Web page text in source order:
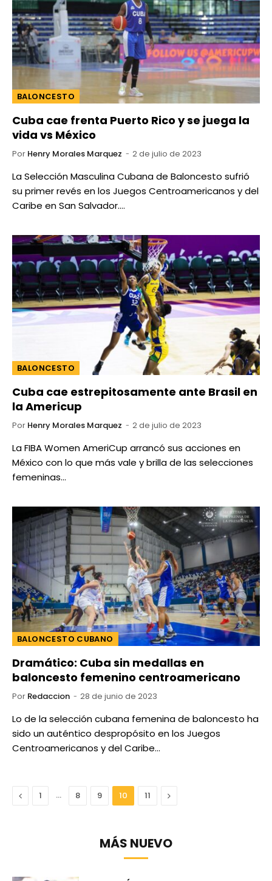
BALONCESTO
Cuba cae frenta Puerto Rico y se juega la
vida vs México
Por Henry Morales Marquez 2 de julio de 2023
La Selección Masculina Cubana de Baloncesto sufrió
su primer revés en los Juegos Centroamericanos y del
Caribe en San Salvador.…
BALONCESTO
Cuba cae estrepitosamente ante Brasil en
la Americup
Por Henry Morales Marquez 2 de julio de 2023
La FIBA Women AmeriCup arrancó sus acciones en
México con lo que más vale y brilla de las selecciones
femeninas…
BALONCESTO CUBANO
Dramático: Cuba sin medallas en
baloncesto femenino centroamericano
Por Redaccion 28 de junio de 2023
Lo de la selección cubana femenina de baloncesto ha
sido un auténtico despropósito en los Juegos
Centroamericanos y del Caribe…
Anterior
1 … 8 9 10 11 Next
MÁS NUEVO